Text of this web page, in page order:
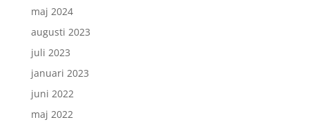
maj 2024
augusti 2023
juli 2023
januari 2023
juni 2022
maj 2022